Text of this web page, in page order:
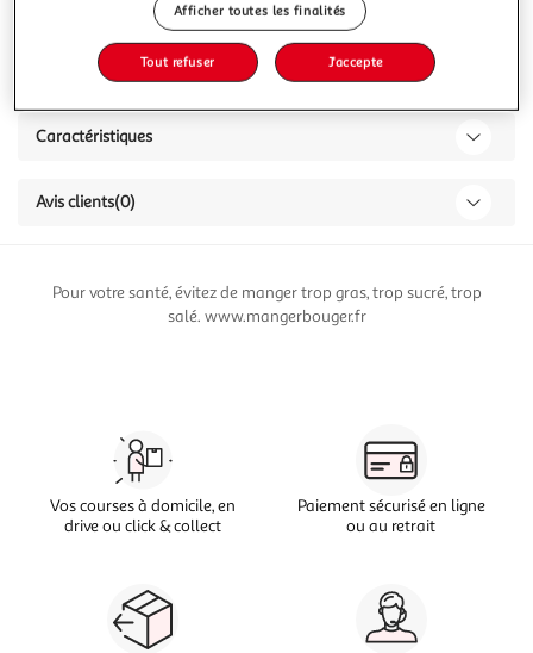
Description
Caractéristiques
Avis clients(0)
Pour votre santé, évitez de manger trop gras, trop sucré, trop
salé. www.mangerbouger.fr
Vos courses à domicile, en
drive ou click & collect
Paiement sécurisé en ligne
ou au retrait
Afficher toutes les finalités
Tout refuser J'accepte